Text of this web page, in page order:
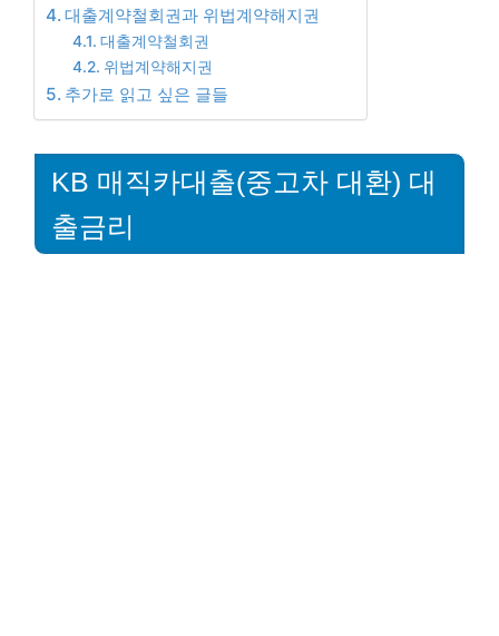
대출계약철회권과 위법계약해지권
대출계약철회권
위법계약해지권
추가로 읽고 싶은 글들
KB 매직카대출(중고차 대환) 대
출금리